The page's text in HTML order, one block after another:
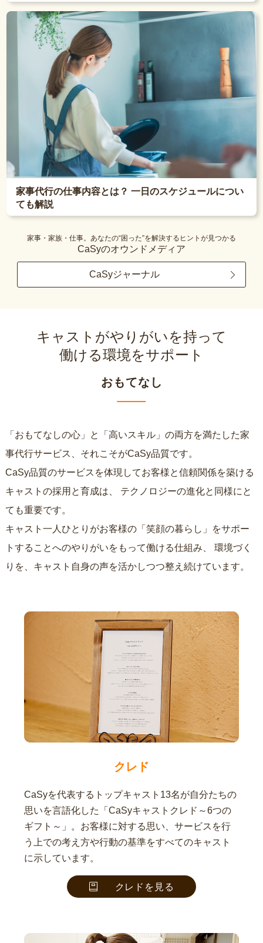
家事代行の仕事内容とは？ 一日のスケジュールについ
ても解説
家事・家族・仕事。あなたの“困った”を解決するヒントが見つかる
CaSyのオウンドメディア
CaSyジャーナル
キャストがやりがいを持って
働ける環境をサポート
おもてなし
「おもてなしの心」と「高いスキル」の両方を満たした家
事代行サービス、それこそがCaSy品質です。
CaSy品質のサービスを体現してお客様と信頼関係を築ける
キャストの採用と育成は、
ても重要です。
キャスト一人ひとりがお客様の「笑顔の暮らし」をサポー
トすることへのやりがいをもって働ける仕組み、
りを、キャスト自身の声を活かしつつ整え続けています。
クレド
CaSyを代表するトップキャスト13名が自分たちの
思いを言語化した「CaSyキャストクレド～6つの
ギフト～」。お客様に対する思い、サービスを行
う上での考え方や行動の基準をすべてのキャスト
に示しています。
クレドを見る